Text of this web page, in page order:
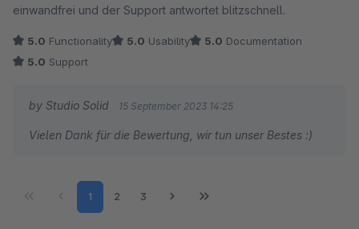
einwandfrei und der Support antwortet blitzschnell.
5.0 Functionality 5.0 Usability 5.0 Documentation
5.0 Support
by Studio Solid 15 September 2023 14:25
Vielen Dank für die Bewertung, wir tun unser Bestes :)
Page
1 Page
2 Page
3